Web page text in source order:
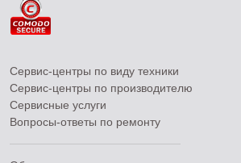
Сервис-центры по виду техники
Сервис-центры по производителю
Сервисные услуги
Вопросы-ответы по ремонту